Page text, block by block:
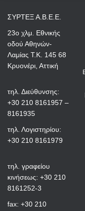
ΣΥΡΤΕΞ Α.Β.Ε.Ε.
23ο χλμ. Εθνικής
οδού Αθηνών-
Λαμίας Τ.Κ. 145 68
Κρυονέρι, Αττική
τηλ. Διεύθυνσης:
+30 210 8161957 –
8161935
τηλ. Λογιστηρίου:
+30 210 8161979
τηλ. γραφείου
κινήσεως: +30 210
8161252-3
fax: +30 210